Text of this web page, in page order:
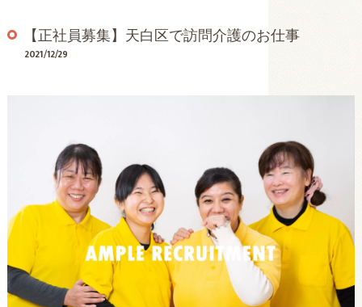
【正社員募集】天白区で訪問介護のお仕事
2021/12/29